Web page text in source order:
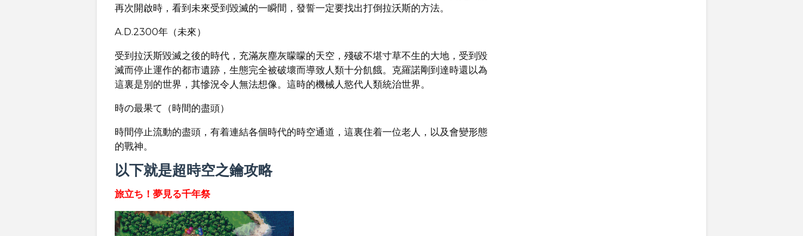
再次開啟時，看到未來受到毀滅的一瞬間，發誓一定要找出打倒拉沃斯的方法。
A.D.2300年（未來）
受到拉沃斯毀滅之後的時代，充滿灰塵灰矇矇的天空，殘破不堪寸草不生的大地，受到毀
滅而停止運作的都市遺跡，生態完全被破壞而導致人類十分飢餓。克羅諾剛到達時還以為
這裏是別的世界，其慘況令人無法想像。這時的機械人慾代人類統治世界。
時の最果て（時間的盡頭）
時間停止流動的盡頭，有着連結各個時代的時空通道，這裏住着一位老人，以及會變形態
的戰神。
以下就是超時空之鑰攻略
旅立ち！夢見る千年祭